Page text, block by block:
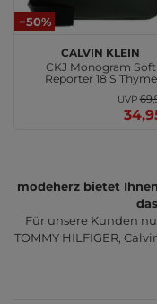
−50%
Calvin Klein
CKJ Monogram Soft
Reporter 18 S Thyme
UVP
modeherz bietet
Für unsere Kunden
TOMMY HILFIGER,